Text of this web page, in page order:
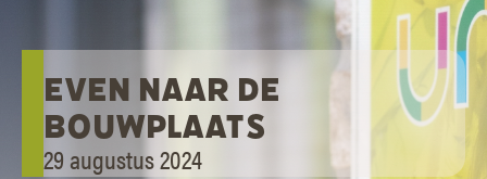
EVEN NAAR DE
BOUWPLAATS
29 augustus 2024